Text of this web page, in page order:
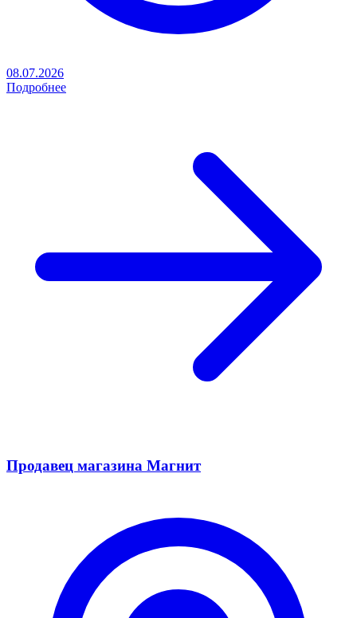
08.07.2026
Подробнее
Продавец магазина Магнит